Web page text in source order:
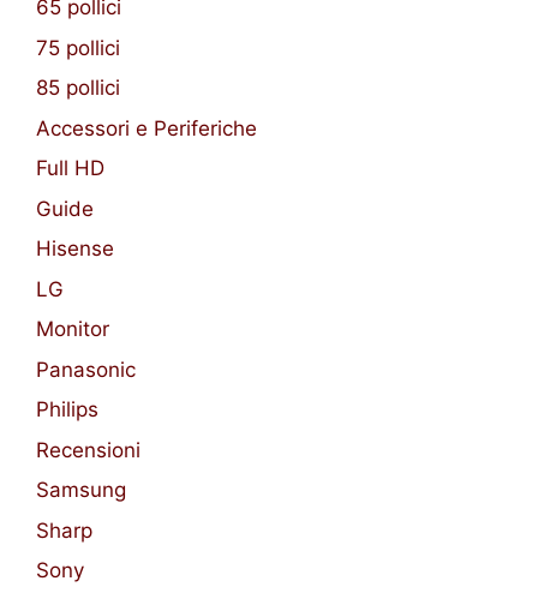
65 pollici
75 pollici
85 pollici
Accessori e Periferiche
Full HD
Guide
Hisense
LG
Monitor
Panasonic
Philips
Recensioni
Samsung
Sharp
Sony